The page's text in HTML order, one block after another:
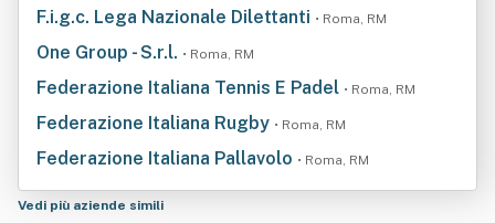
F.i.g.c. Lega Nazionale Dilettanti • Roma, RM
One Group - S.r.l. • Roma, RM
Federazione Italiana Tennis E Padel • Roma, RM
Federazione Italiana Rugby • Roma, RM
Federazione Italiana Pallavolo • Roma, RM
Vedi più aziende simili